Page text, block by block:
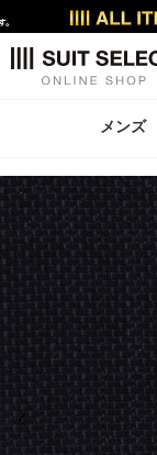
メンズ
前の画像